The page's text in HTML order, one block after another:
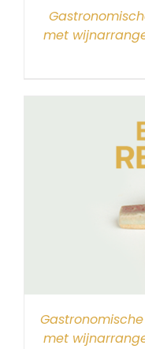
met
Gastronomische
met